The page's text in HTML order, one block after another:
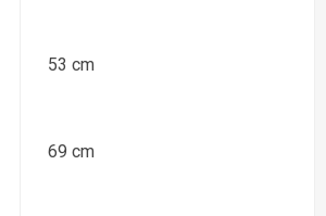
53 cm
69 cm